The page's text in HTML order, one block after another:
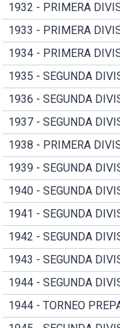
1932 - PRIMERA
1933 - PRIMERA
1934 - PRIMERA
1935 - SEGUNDA
1936 - SEGUNDA
1937 - SEGUNDA
1938 - PRIMERA
1939 - SEGUNDA
1940 - SEGUNDA
1941 - SEGUNDA
1942 - SEGUNDA
1943 - SEGUNDA
1944 - SEGUNDA
1944 - TORNEO